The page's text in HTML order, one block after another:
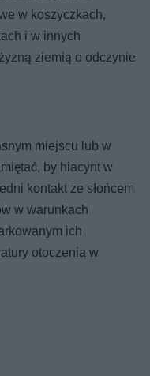
w koszyczkach,
i w innych
ziemią o odczynie
miejscu lub w
by hiacynt w
kontakt ze słońcem
w warunkach
ich
otoczenia w